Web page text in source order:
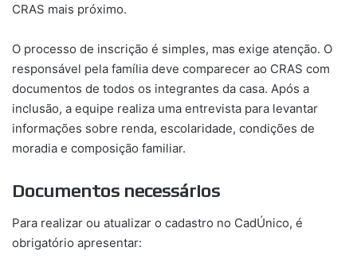
CRAS mais próximo.
O processo de inscrição é simples, mas exige atenção. O
responsável pela família deve comparecer ao CRAS com
documentos de todos os integrantes da casa. Após a
inclusão, a equipe realiza uma entrevista para levantar
informações sobre renda, escolaridade, condições de
moradia e composição familiar.
Documentos necessários
Para realizar ou atualizar o cadastro no CadÚnico, é
obrigatório apresentar: